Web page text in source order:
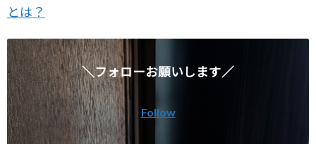
とは？
＼フォローお願いします／
Follow